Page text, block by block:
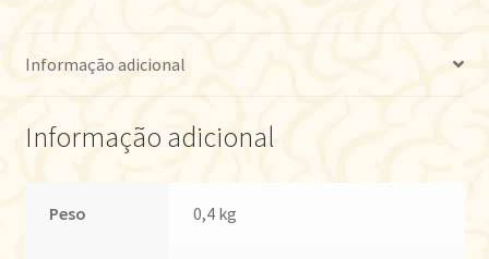
Informação adicional
Informação adicional
Peso 0,4 kg